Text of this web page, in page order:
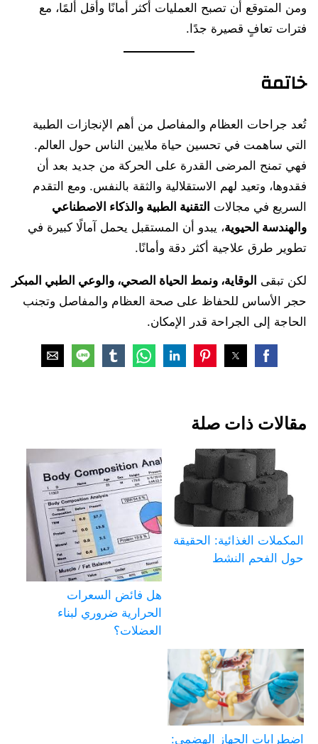
ومن المتوقع أن تصبح العمليات أكثر أمانًا وأقل ألمًا، مع
فترات تعافٍ قصيرة جدًا.
خاتمة
تُعد جراحات العظام والمفاصل من أهم الإنجازات الطبية
التي ساهمت في تحسين حياة ملايين الناس حول العالم.
فهي تمنح المرضى القدرة على الحركة من جديد بعد أن
فقدوها، وتعيد لهم الاستقلالية والثقة بالنفس. ومع التقدم
السريع في مجالات التقنية الطبية والذكاء الاصطناعي
والهندسة الحيوية، يبدو أن المستقبل يحمل آمالًا كبيرة في
تطوير طرق علاجية أكثر دقة وأمانًا.
لكن تبقى الوقاية، ونمط الحياة الصحي، والوعي الطبي المبكر
حجر الأساس للحفاظ على صحة العظام والمفاصل وتجنب
الحاجة إلى الجراحة قدر الإمكان.
مقالات ذات صلة
المكملات الغذائية: الحقيقة
حول الفحم النشط
هل فائض السعرات
الحرارية ضروري لبناء
العضلات؟
اضطرابات الجهاز الهضمي: